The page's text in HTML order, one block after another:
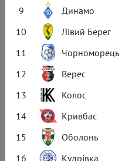
9
Динамо
10
Лівий Берег
11
Чорноморець
12
Верес
13
Колос
14
Кривбас
15
Оболонь
16
Кудрівка